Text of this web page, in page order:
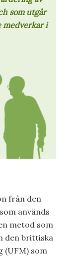
som utgår
medverkar i
från den
används
metod som
den brittiska
(UFM) som